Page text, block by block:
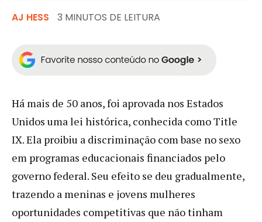
AJ HESS 3 MINUTOS DE LEITURA
Há mais de 50 anos, foi aprovada nos Estados
Unidos uma lei histórica, conhecida como Title
IX. Ela proibiu a discriminação com base no sexo
em programas educacionais financiados pelo
governo federal. Seu efeito se deu gradualmente,
trazendo a meninas e jovens mulheres
oportunidades competitivas que não tinham